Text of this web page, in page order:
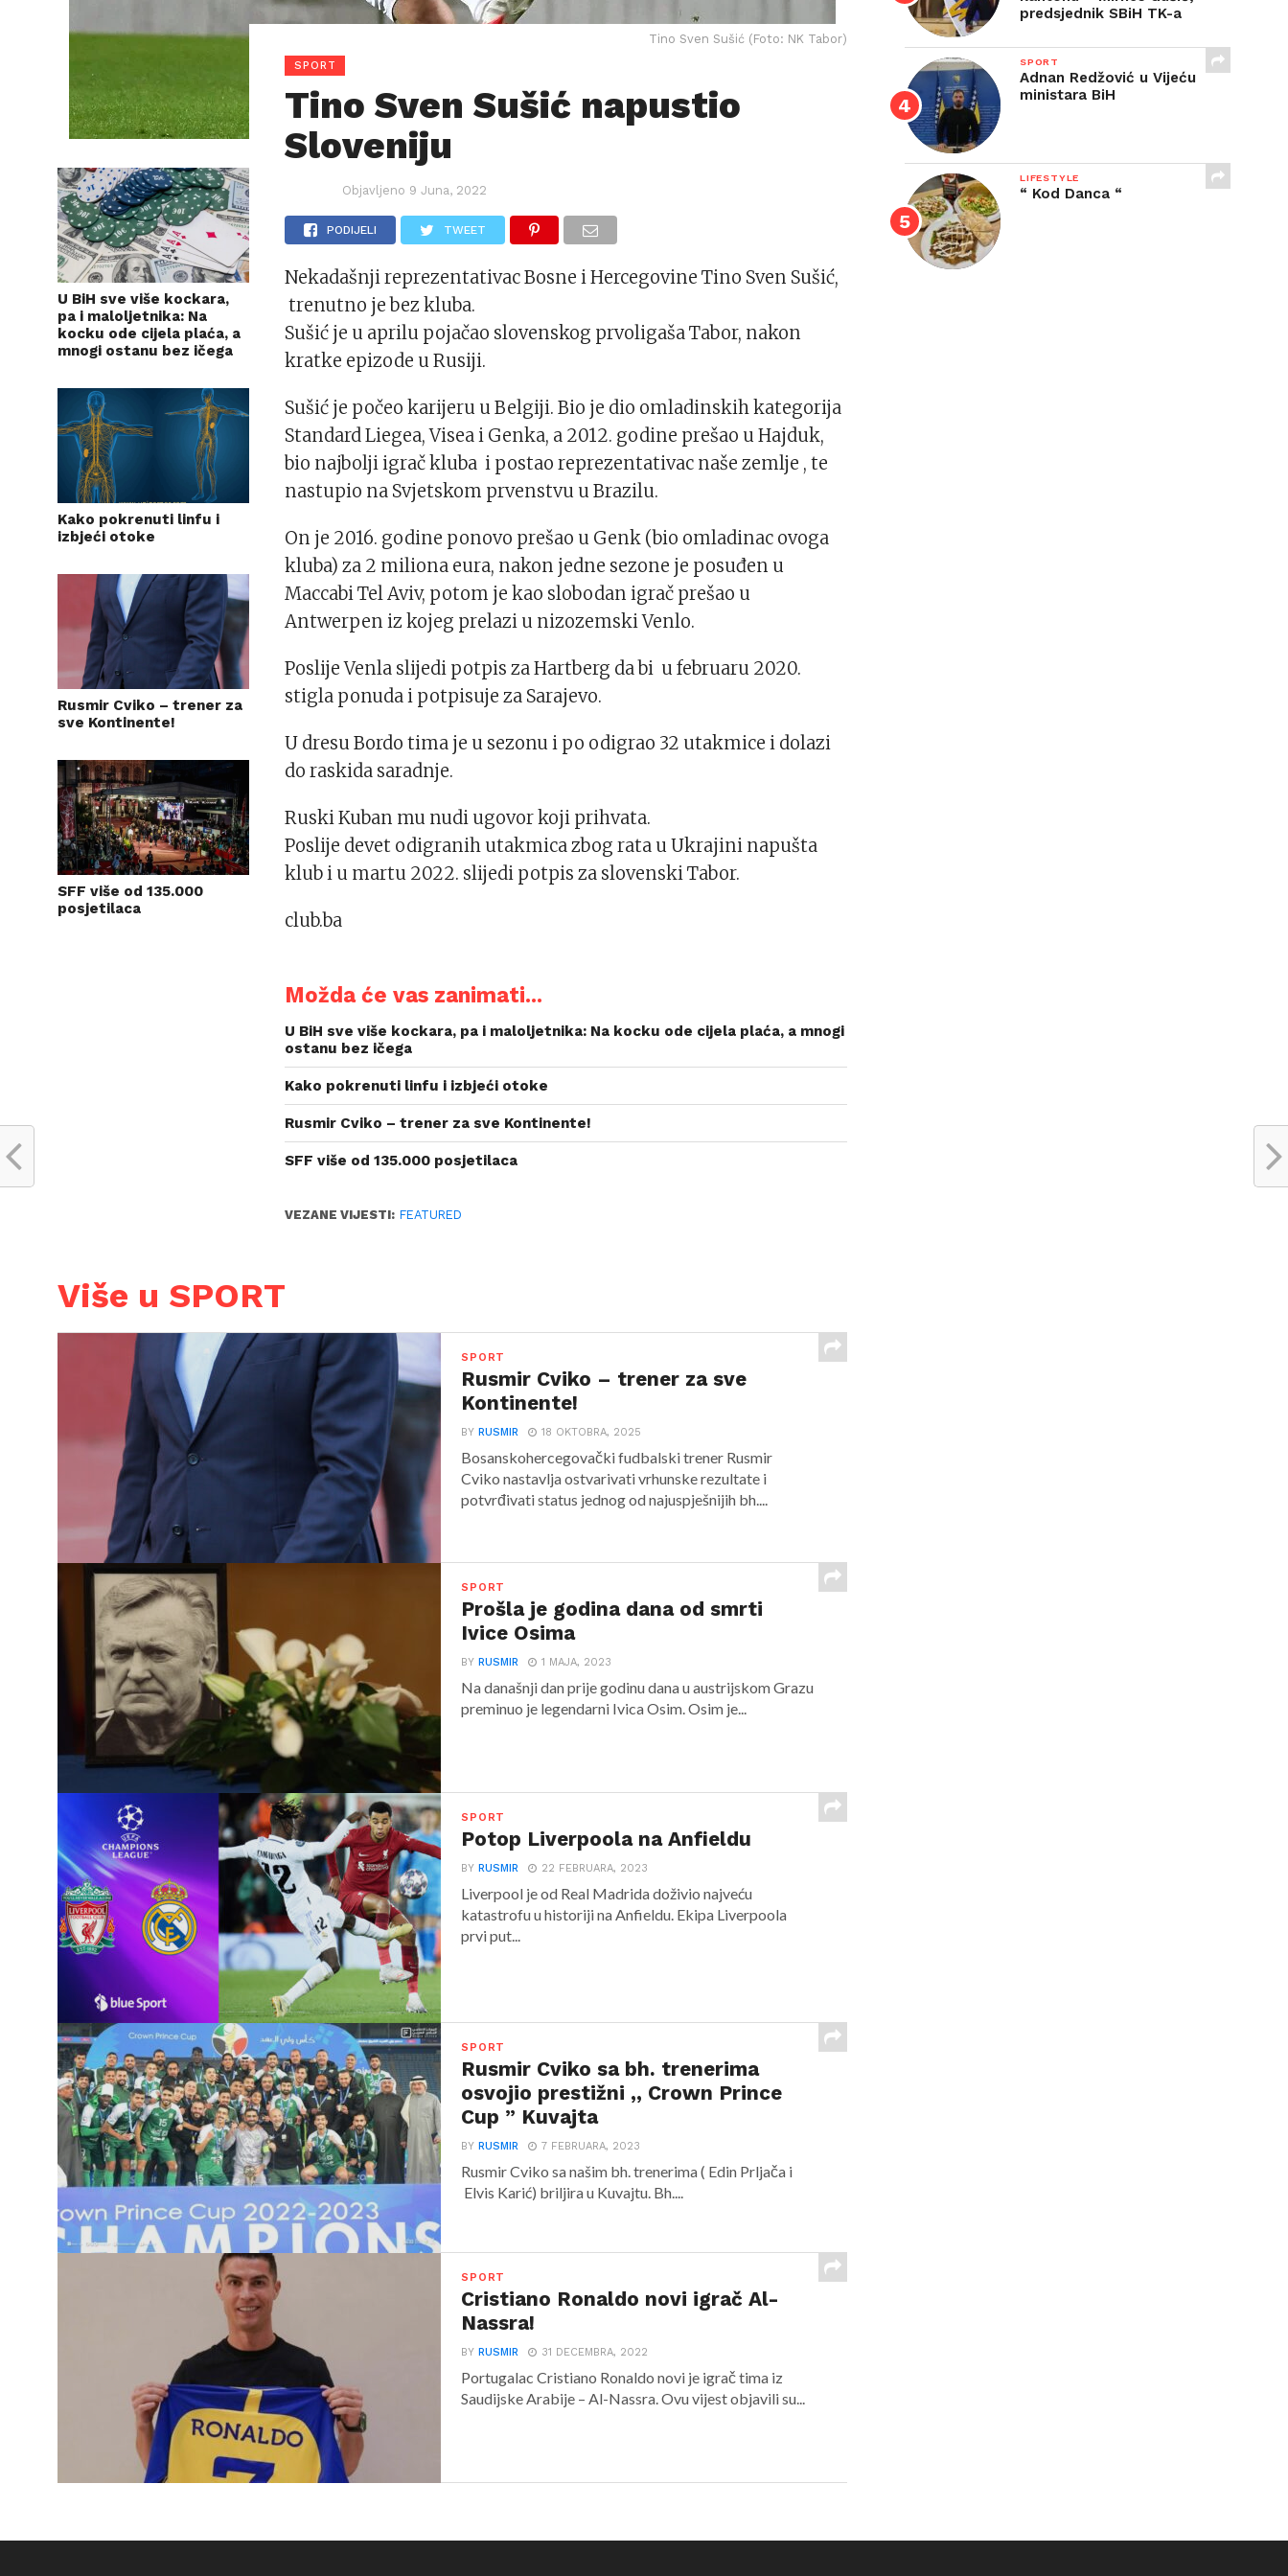
U BiH sve više kockara,
pa i maloljetnika: Na
kocku ode cijela plaća, a
mnogi ostanu bez ičega
Kako pokrenuti linfu i
izbjeći otoke
Rusmir Cviko – trener za
sve Kontinente!
SFF više od 135.000
posjetilaca
Tino Sven Sušić (Foto: NK Tabor)
SPORT
Tino Sven Sušić napustio
Sloveniju
Objavljeno 9 Juna, 2022
PODIJELI TWEET
Nekadašnji reprezentativac Bosne i Hercegovine Tino Sven Sušić,
trenutno je bez kluba.
Sušić je u aprilu pojačao slovenskog prvoligaša Tabor, nakon
kratke epizode u Rusiji.
Sušić je počeo karijeru u Belgiji. Bio je dio omladinskih kategorija
Standard Liegea, Visea i Genka, a 2012. godine prešao u Hajduk,
bio najbolji igrač kluba i postao reprezentativac naše zemlje , te
nastupio na Svjetskom prvenstvu u Brazilu.
On je 2016. godine ponovo prešao u Genk (bio omladinac ovoga
kluba) za 2 miliona eura, nakon jedne sezone je posuđen u
Maccabi Tel Aviv, potom je kao slobodan igrač prešao u
Antwerpen iz kojeg prelazi u nizozemski Venlo.
Poslije Venla slijedi potpis za Hartberg da bi u februaru 2020.
stigla ponuda i potpisuje za Sarajevo.
U dresu Bordo tima je u sezonu i po odigrao 32 utakmice i dolazi
do raskida saradnje.
Ruski Kuban mu nudi ugovor koji prihvata.
Poslije devet odigranih utakmica zbog rata u Ukrajini napušta
klub i u martu 2022. slijedi potpis za slovenski Tabor.
club.ba
Možda će vas zanimati...
U BiH sve više kockara, pa i maloljetnika: Na kocku ode cijela plaća, a mnogi
ostanu bez ičega
Kako pokrenuti linfu i izbjeći otoke
Rusmir Cviko – trener za sve Kontinente!
SFF više od 135.000 posjetilaca
VEZANE VIJESTI: FEATURED
Više u SPORT
SPORT
Rusmir Cviko – trener za sve
Kontinente!
BYRUSMIR 18 OKTOBRA, 2025
Bosanskohercegovački fudbalski trener Rusmir
Cviko nastavlja ostvarivati vrhunske rezultate i
potvrđivati status jednog od najuspješnijih bh....
SPORT
Prošla je godina dana od smrti
Ivice Osima
BYRUSMIR 1 MAJA, 2023
Na današnji dan prije godinu dana u austrijskom Grazu
preminuo je legendarni Ivica Osim. Osim je...
SPORT
Potop Liverpoola na Anfieldu
BYRUSMIR 22 FEBRUARA, 2023
Liverpool je od Real Madrida doživio najveću
katastrofu u historiji na Anfieldu. Ekipa Liverpoola
prvi put...
SPORT
Rusmir Cviko sa bh. trenerima
osvojio prestižni ,, Crown Prince
Cup ” Kuvajta
BYRUSMIR 7 FEBRUARA, 2023
Rusmir Cviko sa našim bh. trenerima ( Edin Prljača i
Elvis Karić) briljira u Kuvajtu. Bh....
SPORT
Cristiano Ronaldo novi igrač Al-
Nassra!
BYRUSMIR 31 DECEMBRA, 2022
Portugalac Cristiano Ronaldo novi je igrač tima iz
Saudijske Arabije – Al-Nassra. Ovu vijest objavili su...
predsjednik SBiH TK-a
SPORT
Adnan Redžović u Vijeću
ministara BiH
LIFESTYLE
“ Kod Danca “